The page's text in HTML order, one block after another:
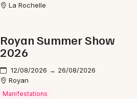
La Rochelle
Royan Summer Show
2026
12/08/2026 → 26/08/2026
Royan
Manifestations